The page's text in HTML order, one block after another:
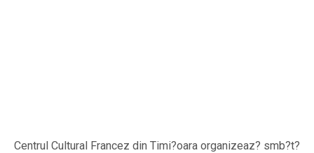
Centrul Cultural Francez din Timi?oara organizeaz? smb?t?